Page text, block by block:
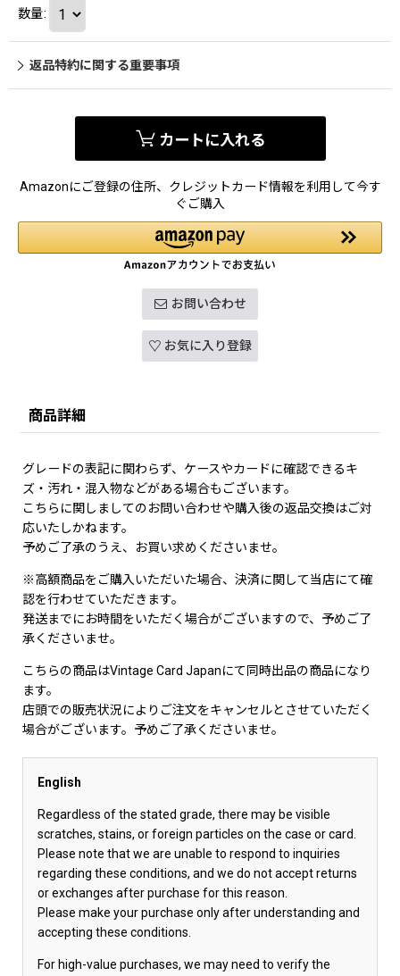
数量:
返品特約に関する重要事項
カートに入れる
Amazonにご登録の住所、クレジットカード情報を利用して今す
ぐご購入
お問い合わせ
お気に入り登録
商品詳細
グレードの表記に関わらず、ケースやカードに確認できるキ
ズ・汚れ・混入物などがある場合もございます。
こちらに関しましてのお問い合わせや購入後の返品交換はご対
応いたしかねます。
予めご了承のうえ、お買い求めくださいませ。
※高額商品をご購入いただいた場合、決済に関して当店にて確
認を行わせていただきます。
発送までにお時間をいただく場合がございますので、予めご了
承くださいませ。
こちらの商品はVintage Card Japanにて同時出品の商品になり
ます。
店頭での販売状況によりご注文をキャンセルとさせていただく
場合がございます。予めご了承くださいませ。
English
Regardless of the stated grade, there may be visible
scratches, stains, or foreign particles on the case or card.
Please note that we are unable to respond to inquiries
regarding these conditions, and we do not accept returns
or exchanges after purchase for this reason.
Please make your purchase only after understanding and
accepting these conditions.
For high-value purchases, we may need to verify the